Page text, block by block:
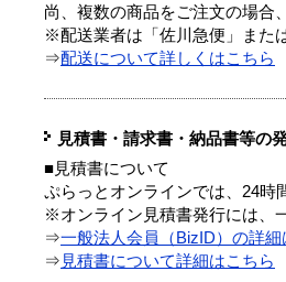
尚、複数の商品をご注文の場合
※配送業者は「佐川急便」また
⇒配送について詳しくはこちら
見積書・請求書・納品書等の
■見積書について
ぷらっとオンラインでは、24時
※オンライン見積書発行には、
⇒一般法人会員（BizID）の詳細
⇒ 見積書について詳細はこちら